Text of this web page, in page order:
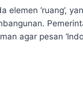
elemen ‘ruang’,
agar pesan